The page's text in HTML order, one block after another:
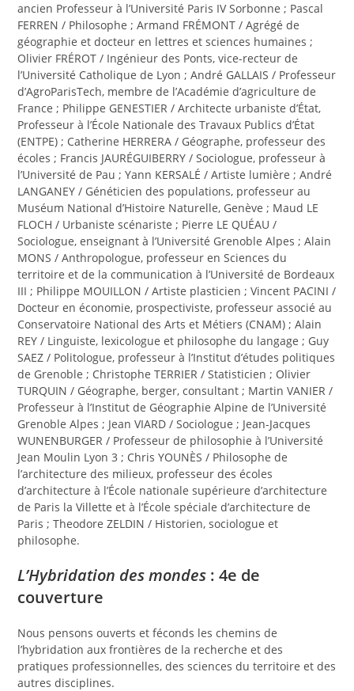
ancien Professeur à l’Université Paris IV Sorbonne ; Pascal
FERREN / Philosophe ; Armand FRÉMONT / Agrégé de
géographie et docteur en lettres et sciences humaines ;
Olivier FRÉROT / Ingénieur des Ponts, vice-recteur de
l’Université Catholique de Lyon ; André GALLAIS / Professeur
d’AgroParisTech, membre de l’Académie d’agriculture de
France ; Philippe GENESTIER / Architecte urbaniste d’État,
Professeur à l’École Nationale des Travaux Publics d’État
(ENTPE) ; Catherine HERRERA / Géographe, professeur des
écoles ; Francis JAURÉGUIBERRY / Sociologue, professeur à
l’Université de Pau ; Yann KERSALÉ / Artiste lumière ; André
LANGANEY / Généticien des populations, professeur au
Muséum National d’Histoire Naturelle, Genève ; Maud LE
FLOCH / Urbaniste scénariste ; Pierre LE QUÉAU /
Sociologue, enseignant à l’Université Grenoble Alpes ; Alain
MONS / Anthropologue, professeur en Sciences du
territoire et de la communication à l’Université de Bordeaux
III ; Philippe MOUILLON / Artiste plasticien ; Vincent PACINI /
Docteur en économie, prospectiviste, professeur associé au
Conservatoire National des Arts et Métiers (CNAM) ; Alain
REY / Linguiste, lexicologue et philosophe du langage ; Guy
SAEZ / Politologue, professeur à l’Institut d’études politiques
de Grenoble ; Christophe TERRIER / Statisticien ; Olivier
TURQUIN / Géographe, berger, consultant ; Martin VANIER /
Professeur à l’Institut de Géographie Alpine de l’Université
Grenoble Alpes ; Jean VIARD / Sociologue ; Jean-Jacques
WUNENBURGER / Professeur de philosophie à l’Université
Jean Moulin Lyon 3 ; Chris YOUNÈS / Philosophe de
l’architecture des milieux, professeur des écoles
d’architecture à l’École nationale supérieure d’architecture
de Paris la Villette et à l’École spéciale d’architecture de
Paris ; Theodore ZELDIN / Historien, sociologue et
philosophe.
L’Hybridation des mondes : 4e de
couverture
Nous pensons ouverts et féconds les chemins de
l’hybridation aux frontières de la recherche et des
pratiques professionnelles, des sciences du territoire et des
autres disciplines.